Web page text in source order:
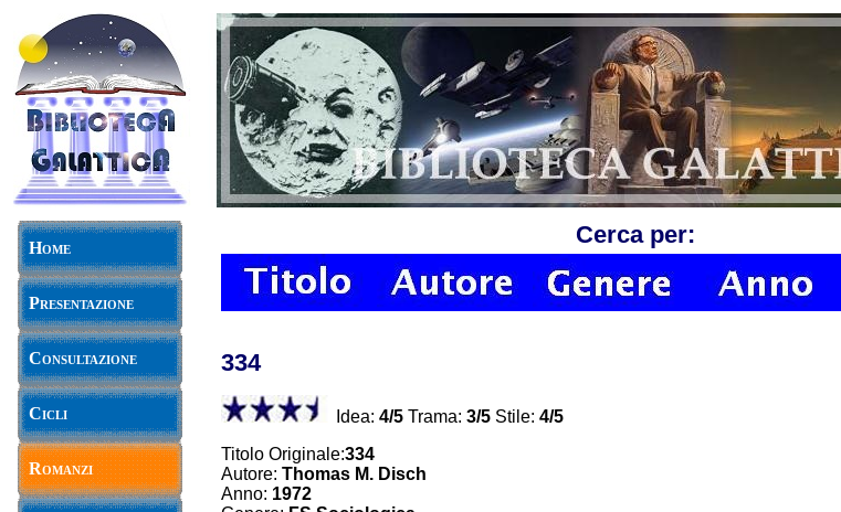
Home
Presentazione
Consultazione
Cicli
Romanzi
Cerca per:
334
Idea: 4/5 Trama: 3/5 Stile: 4/5
Titolo Originale:334
Autore: Thomas M. Disch
Anno: 1972